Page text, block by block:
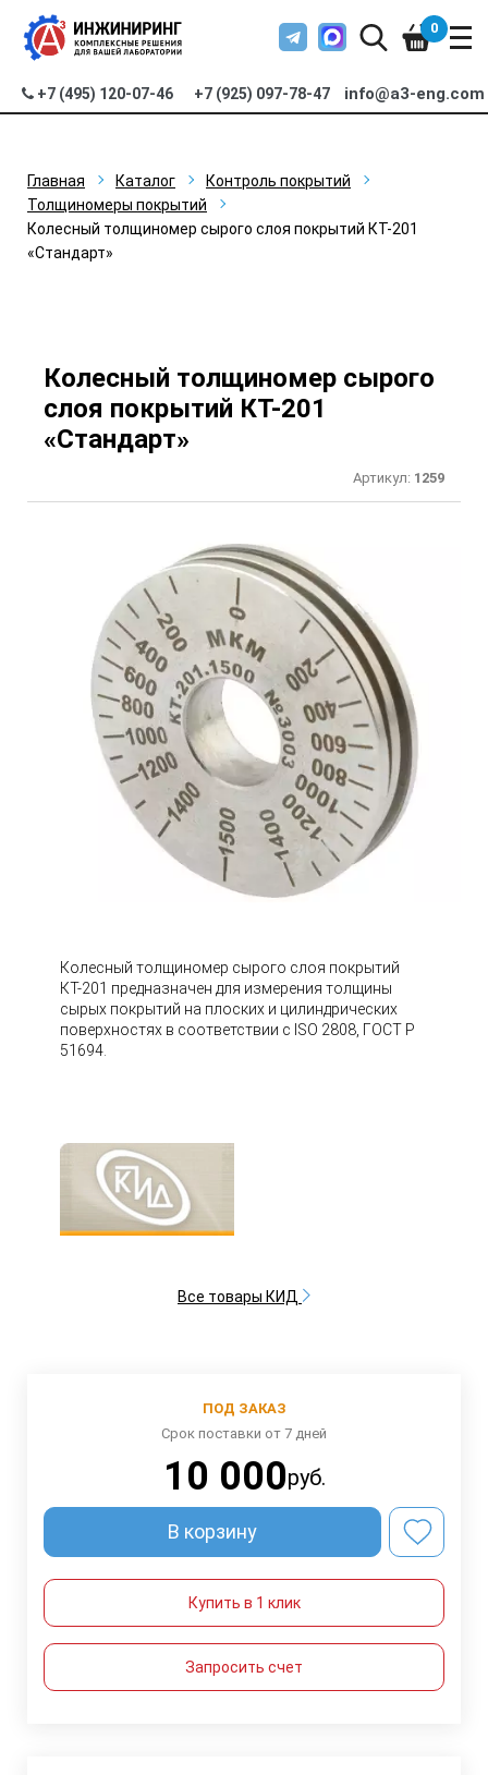
+7 (495) 120-07-46 +7 (925) 097-78-47 info@a3-eng.com
0
Главная Каталог
Контроль покрытий
Толщиномеры покрытий
Колесный толщиномер сырого слоя покрытий КТ-201
«Стандарт»
Колесный толщиномер сырого
слоя покрытий КТ-201
«Стандарт»
Артикул: 1259
Колесный толщиномер сырого слоя покрытий
КТ-201 предназначен для измерения толщины
сырых покрытий на плоских и цилиндрических
поверхностях в соответствии с ISO 2808, ГОСТ Р
51694.
Все товары КИД
ПОД ЗАКАЗ
Срок поставки от 7 дней
10 000руб.
В корзину
Купить в 1 клик
Запросить счет